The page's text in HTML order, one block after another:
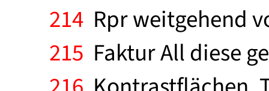
214 Rpr weitgehend
215 Faktur All diese